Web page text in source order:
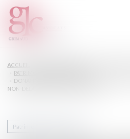
ACCUEIL
PATRIMOINE ET SUCCESSION
DONATION AVANT CESSION, DROITS DE
NON-DÉDUCTIBLES DE LA PLUS-VALUE
Patrimoine et succession